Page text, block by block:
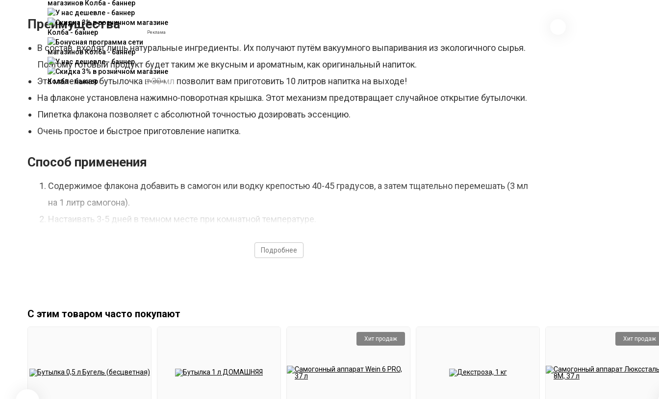
Преимущества
В состав входят лишь натуральные ингредиенты. Их получают путём вакуумного выпаривания из экологичного сырья.
Поэтому готовый продукт будет таким же вкусным и ароматным, как оригинальный напиток.
Эта маленькая бутылочка в 30 мл позволит вам приготовить 10 литров напитка на выходе!
На флаконе установлена нажимно-поворотная крышка. Этот механизм предотвращает случайное открытие бутылочки.
Пипетка флакона позволяет с абсолютной точностью дозировать эссенцию.
Очень простое и быстрое приготовление напитка.
Способ применения
Содержимое флакона добавить в самогон или водку крепостью 40-45 градусов, а затем тщательно перемешать (3 мл
на 1 литр самогона).
Настаивать 3-5 дней в темном месте при комнатной температуре.
Подробнее
Реклама
Реклама
С этим товаром часто покупают
Хит продаж Хит продаж